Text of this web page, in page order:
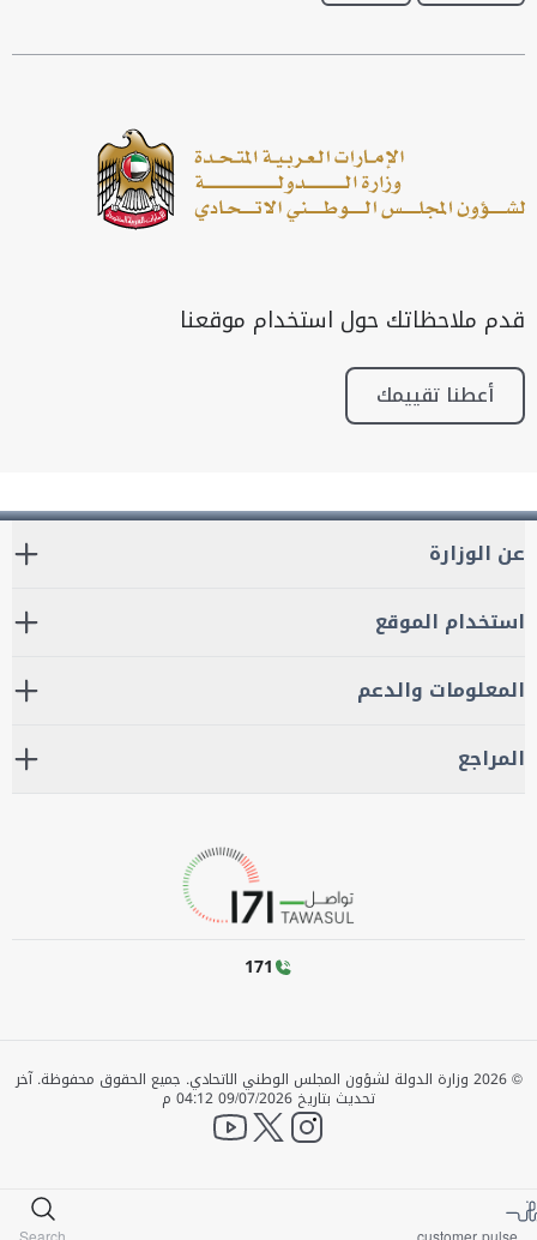
قدم ملاحظاتك حول استخدام موقعنا
أعطنا تقييمك
عن الوزارة
استخدام الموقع
المعلومات والدعم
المراجع
171
©
2026 وزارة الدولة لشؤون المجلس الوطني الاتحادي. جميع الحقوق محفوظة.آخر
تحديث بتاريخ 09/07/2026 04:12 م
instagram
twitter
YouTube